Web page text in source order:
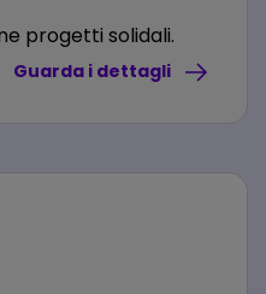
progetti solidali.
Guarda i dettagli